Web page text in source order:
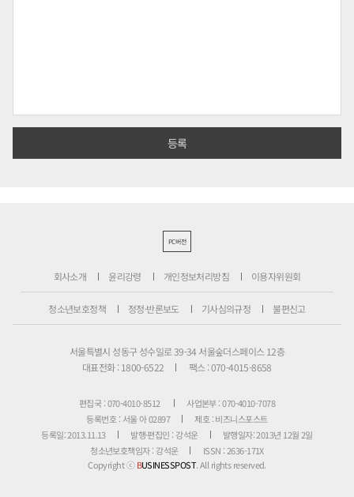
PC버전
회사소개 윤리강령 개인정보처리방침 이용자위원회
청소년보호정책 정정·반론보도 기사심의규정 불편신고
서울특별시 성동구 성수일로 39-34 서울숲더스페이스 12층
대표전화 : 1800-6522
팩스 : 070-4015-8658
편집국 : 070-4010-8512
사업본부 : 070-4010-7078
등록번호 : 서울 아 02897
제호 : 비즈니스포스트
등록일: 2013.11.13
발행·편집인 : 강석운
발행일자: 2013년 12월 2일
청소년보호책임자 : 강석운
ISSN : 2636-171X
Copyright ⓒBUSINESSPOST. All rights reserved.